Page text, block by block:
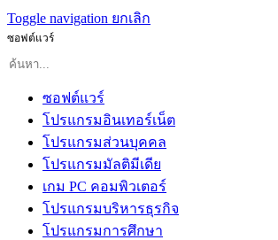
Toggle navigation ยกเลิก
ซอฟต์แวร์
ซอฟต์แวร์
โปรแกรมอินเทอร์เน็ต
โปรแกรมส่วนบุคคล
โปรแกรมมัลติมีเดีย
เกม PC คอมพิวเตอร์
โปรแกรมบริหารธุรกิจ
โปรแกรมการศึกษา